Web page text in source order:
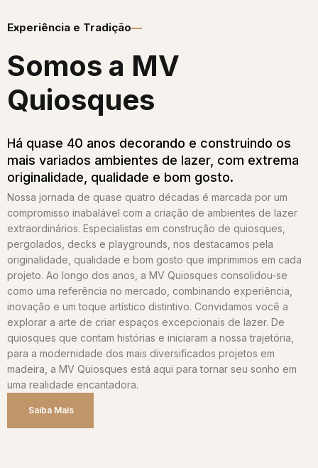
Experiência e Tradição
Somos a MV
Quiosques​
Há quase 40 anos decorando e construindo os
mais variados ambientes de lazer, com extrema
originalidade, qualidade e bom gosto.
Nossa jornada de quase quatro décadas é marcada por um
compromisso inabalável com a criação de ambientes de lazer
extraordinários. Especialistas em construção de quiosques,
pergolados, decks e playgrounds, nos destacamos pela
originalidade, qualidade e bom gosto que imprimimos em cada
projeto. Ao longo dos anos, a MV Quiosques consolidou-se
como uma referência no mercado, combinando experiência,
inovação e um toque artístico distintivo. Convidamos você a
explorar a arte de criar espaços excepcionais de lazer. De
quiosques que contam histórias e iniciaram a nossa trajetória,
para a modernidade dos mais diversificados projetos em
madeira, a MV Quiosques está aqui para tornar seu sonho em
uma realidade encantadora.
Saiba Mais